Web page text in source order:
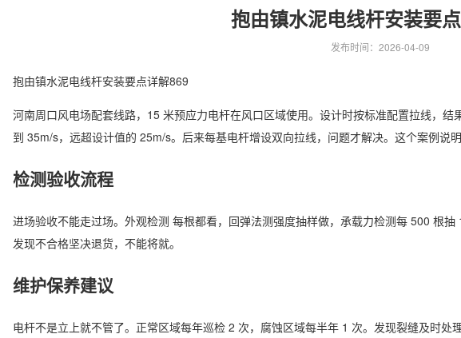
抱由镇水泥电线杆安装要
发布时间：2026-04-09
抱由镇水泥电线杆安装要点详解869
河南周口风电场配套线路，15 米预应力电杆在风口区域使用。设计时按标准配置拉线，
到 35m/s，远超设计值的 25m/s。后来每基电杆增设双向拉线，问题才解决。这个案例说
检测验收流程
进场验收不能走过场。外观检测 每根都看，回弹法测强度抽样做，承载力检测每 500 根抽
发现不合格坚决退货，不能将就。
维护保养建议
电杆不是立上就不管了。正常区域每年巡检 2 次，腐蚀区域每半年 1 次。发现裂缝及时